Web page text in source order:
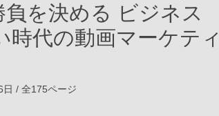
負を決める ビジネス
時代の動画マーケティ
/ 全175ページ